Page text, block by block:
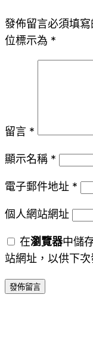
發佈留言必須填
位標示為 *
留言 *
顯示名稱 *
電子郵件地址 *
個人網站網址
在瀏覽器中儲
站網址，以供下